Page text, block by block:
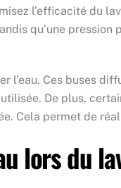
l’efficacité du
qu’une
Ces buses
De plus,
Cela permet de
lors du